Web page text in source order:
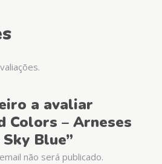
a avaliar
Colors – Arneses
Blue”
não será publicado.